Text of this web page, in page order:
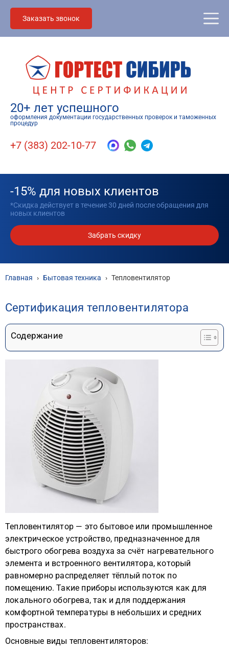
Заказать звонок
20+ лет успешного
оформления документации государственных проверок и таможенных
процедур
+7 (383) 202-10-77
-15% для новых клиентов
*Скидка действует в течение 30 дней после обращения для
новых клиентов
Забрать скидку
Главная › Бытовая техника › Тепловентилятор
Сертификация тепловентилятора
Содержание
Тепловентилятор — это бытовое или промышленное
электрическое устройство, предназначенное для
быстрого обогрева воздуха за счёт нагревательного
элемента и встроенного вентилятора, который
равномерно распределяет тёплый поток по
помещению. Такие приборы используются как для
локального обогрева, так и для поддержания
комфортной температуры в небольших и средних
пространствах.
Основные виды тепловентиляторов: